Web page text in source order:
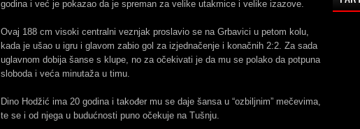
godina i već je pokazao da je spreman za velike utakmice i velike izazove.
Ovaj 188 cm visoki centralni veznjak proslavio se na Grbavici u petom kolu,
kada je ušao u igru i glavom zabio gol za izjednačenje i konačnih 2:2. Za sada
uglavnom dobija šanse s klupe, no za očekivati je da mu se polako da potpuna
sloboda i veća minutaža u timu.
Dino Hodžić ima 20 godina i također mu se daje šansa u “ozbiljnim” mečevima,
te se i od njega u budućnosti puno očekuje na Tušnju.